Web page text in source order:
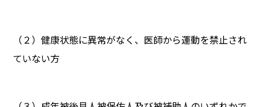
（２）健康状態に異常がなく、医師から運動を禁止され
ていない方